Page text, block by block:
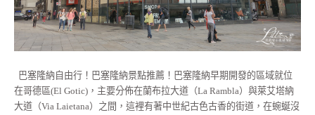
巴塞隆納自由行！巴塞隆納景點推薦！巴塞隆納早期開發的區域就位
在哥德區(El Gotic)，主要分佈在蘭布拉大道（La Rambla）與萊艾塔納
大道（Via Laietana）之間，這裡有著中世紀古色古香的街道，在蜿蜒沒